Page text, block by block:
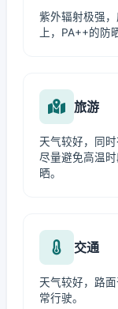
紫外辐射极强
上，PA++的防
旅游
天气较好，同
尽量避免高温
晒。
交通
天气较好，路
常行驶。